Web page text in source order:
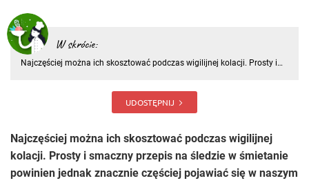
W skrócie:
Najczęściej można ich skosztować podczas wigilijnej kolacji. Prosty i
przez kwaśną śmietanę będzie doskonałym uzupełnieniem impr
UDOSTĘPNIJ
Najczęściej można ich skosztować podczas wigilijnej
kolacji. Prosty i smaczny przepis na śledzie w śmietanie
powinien jednak znacznie częściej pojawiać się w naszym